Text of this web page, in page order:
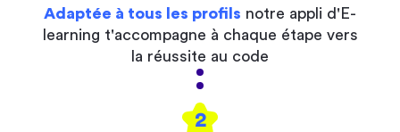
Adaptée à tous les profils notre appli d'E-
learning t'accompagne à chaque étape vers
la réussite au code
2